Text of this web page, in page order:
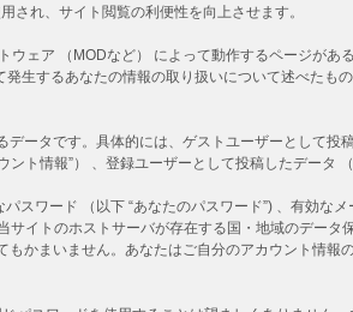
され、サイト閲覧の利便性を向上させます。
ェア （MODなど） によって動作するページが
生するあなたの情報の取り扱いについて述べたも
タです。具体的には、ゲストユーザーとして投
ト情報”） 、登録ユーザーとして投稿したデータ （
ワード （以下 “あなたのパスワード”) 、有効な
イトのホストサーバが存在する国・地域のデータ
かまいません。あなたはご自分のアカウント情